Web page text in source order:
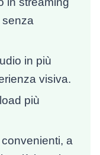
senza
in più
visiva.
più
a